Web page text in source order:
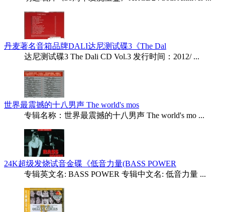
丹麦著名音箱品牌DALI达尼测试碟3《The Dal
达尼测试碟3 The Dali CD Vol.3 发行时间：2012/ ...
世界最震撼的十八男声 The world's mos
专辑名称：世界最震撼的十八男声 The world's mo ...
24K超级发烧试音金碟《低音力量(BASS POWER
专辑英文名: BASS POWER 专辑中文名: 低音力量 ...